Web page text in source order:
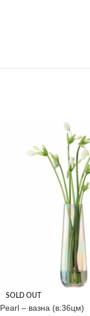
SOLD OUT
Pearl – вазна (в:36цм)